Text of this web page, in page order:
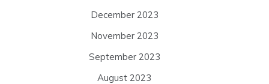
December 2023
November 2023
September 2023
August 2023